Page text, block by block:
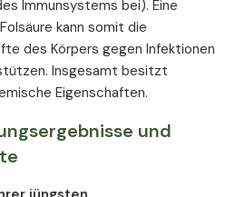
Immunsystems bei). Eine
kann somit die
des Körpers gegen Infektionen
Insgesamt besitzt
Eigenschaften.
und